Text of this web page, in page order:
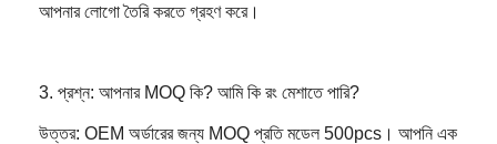
আপনার লোগো তৈরি করতে গ্রহণ করে।
3. প্রশ্ন: আপনার MOQ কি? আমি কি রং মেশাতে পারি?
উত্তর: OEM অর্ডারের জন্য MOQ প্রতি মডেল 500pcs। আপনি এক